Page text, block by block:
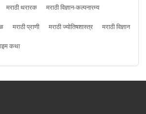
मराठी थरारक
मराठी विज्ञान-कल्पनारम्य
मराठी प्राणी मराठी ज्योतिषशास्त्र
मराठी विज्ञान
कथा